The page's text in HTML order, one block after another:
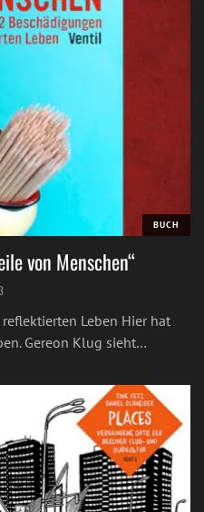
BUCH
von Menschen“
Leben Hier hat
Gereon Klug sieht…